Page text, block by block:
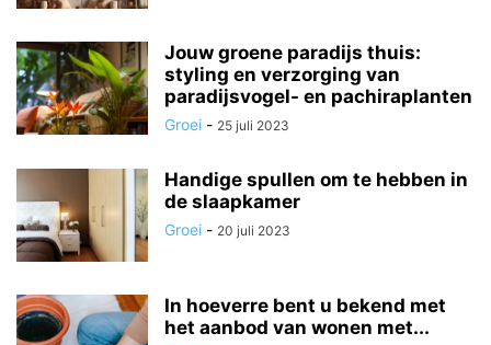
Jouw groene paradijs thuis:
styling en verzorging van
paradijsvogel- en pachiraplanten
Groei - 25 juli 2023
Handige spullen om te hebben in
de slaapkamer
Groei - 20 juli 2023
In hoeverre bent u bekend met
het aanbod van wonen met...